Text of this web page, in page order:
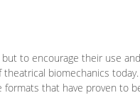
to encourage their use
biomechanics today.
that have proven to